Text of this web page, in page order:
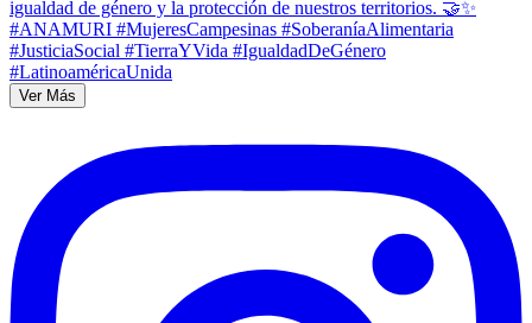
Ver Más